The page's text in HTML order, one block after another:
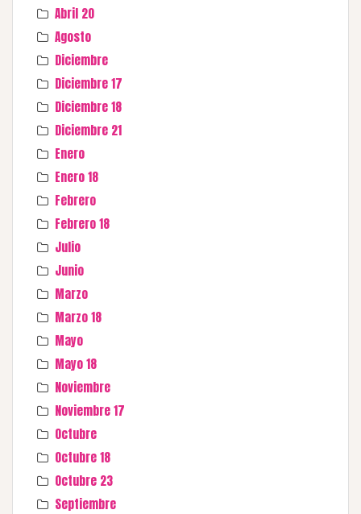
Abril 20
Agosto
Diciembre
Diciembre 17
Diciembre 18
Diciembre 21
Enero
Enero 18
Febrero
Febrero 18
Julio
Junio
Marzo
Marzo 18
Mayo
Mayo 18
Noviembre
Noviembre 17
Octubre
Octubre 18
Octubre 23
Septiembre